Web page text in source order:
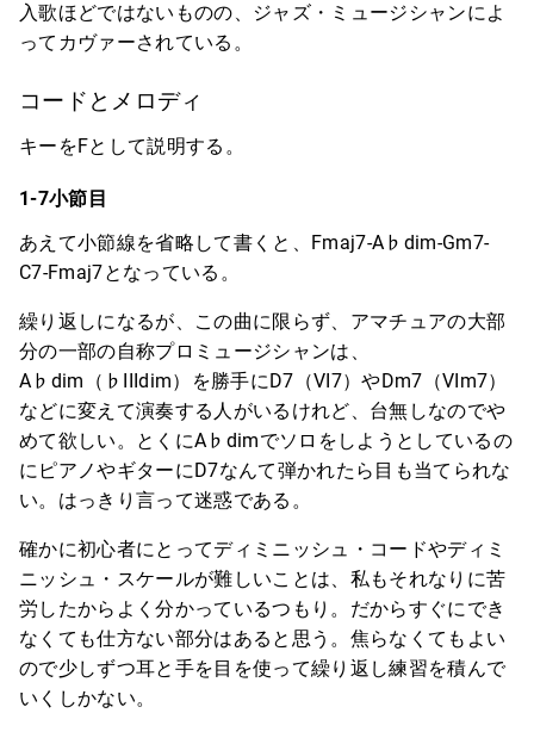
入歌ほどではないものの、ジャズ・ミュージシャンによ
ってカヴァーされている。
コードとメロディ
キーをFとして説明する。
1-7小節目
あえて小節線を省略して書くと、Fmaj7-A♭dim-Gm7-
C7-Fmaj7となっている。
繰り返しになるが、この曲に限らず、アマチュアの大部
分の一部の自称プロミュージシャンは、
A♭dim（♭IIIdim）を勝手にD7（VI7）やDm7（VIm7）
などに変えて演奏する人がいるけれど、台無しなのでや
めて欲しい。とくにA♭dimでソロをしようとしているの
にピアノやギターにD7なんて弾かれたら目も当てられな
い。はっきり言って迷惑である。
確かに初心者にとってディミニッシュ・コードやディミ
ニッシュ・スケールが難しいことは、私もそれなりに苦
労したからよく分かっているつもり。だからすぐにでき
なくても仕方ない部分はあると思う。焦らなくてもよい
ので少しずつ耳と手を目を使って繰り返し練習を積んで
いくしかない。